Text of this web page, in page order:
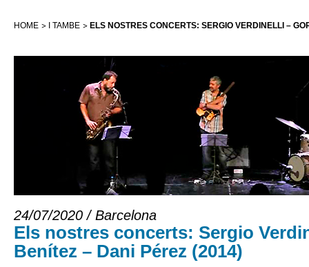
HOME I TAMBÉ ELS NOSTRES CONCERTS: SERGIO VERDINELLI –
24/07/2020 / Barcelona
Els nostres concerts: Sergio
Benítez – Dani Pérez (2014)